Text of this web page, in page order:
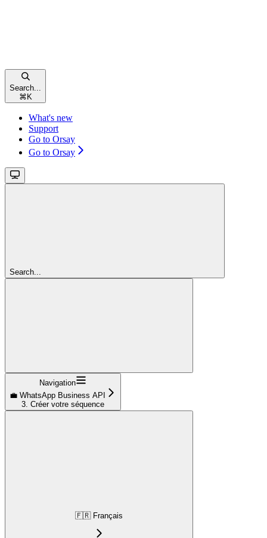
Search...
⌘ K
What's new
Support
Go to Orsay
Go to Orsay
Search...
Navigation
💼 WhatsApp Business API
3. Créer votre séquence
🇫🇷 Français